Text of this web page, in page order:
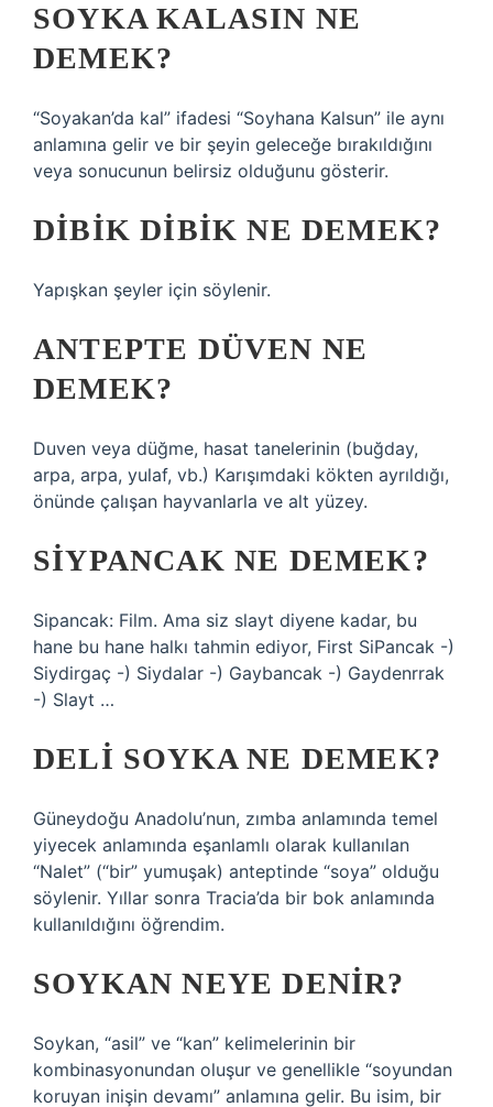
SOYKA KALASIN NE
DEMEK?
“Soyakan’da kal” ifadesi “Soyhana Kalsun” ile aynı
anlamına gelir ve bir şeyin geleceğe bırakıldığını
veya sonucunun belirsiz olduğunu gösterir.
DIBIK DIBIK NE DEMEK?
Yapışkan şeyler için söylenir.
ANTEPTE DÜVEN NE
DEMEK?
Duven veya düğme, hasat tanelerinin (buğday,
arpa, arpa, yulaf, vb.) Karışımdaki kökten ayrıldığı,
önünde çalışan hayvanlarla ve alt yüzey.
SIYPANCAK NE DEMEK?
Sipancak: Film. Ama siz slayt diyene kadar, bu
hane bu hane halkı tahmin ediyor, First SiPancak -)
Siydirgaç -) Siydalar -) Gaybancak -) Gaydenrrak
-) Slayt …
DELI SOYKA NE DEMEK?
Güneydoğu Anadolu’nun, zımba anlamında temel
yiyecek anlamında eşanlamlı olarak kullanılan
“Nalet” (“bir” yumuşak) anteptinde “soya” olduğu
söylenir. Yıllar sonra Tracia’da bir bok anlamında
kullanıldığını öğrendim.
SOYKAN NEYE DENIR?
Soykan, “asil” ve “kan” kelimelerinin bir
kombinasyonundan oluşur ve genellikle “soyundan
koruyan inişin devamı” anlamına gelir. Bu isim, bir